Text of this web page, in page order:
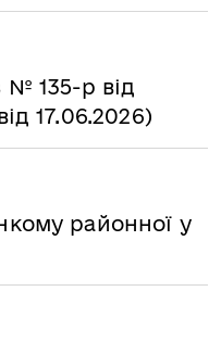
№ 135-р від
17.06.2026)
районної у